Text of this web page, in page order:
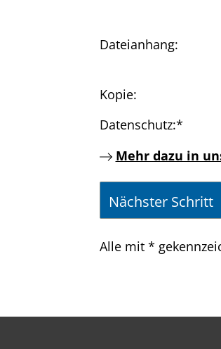
Dateianhang:
Kopie:
Datenschutz:*
Mehr dazu in
Alle mit *